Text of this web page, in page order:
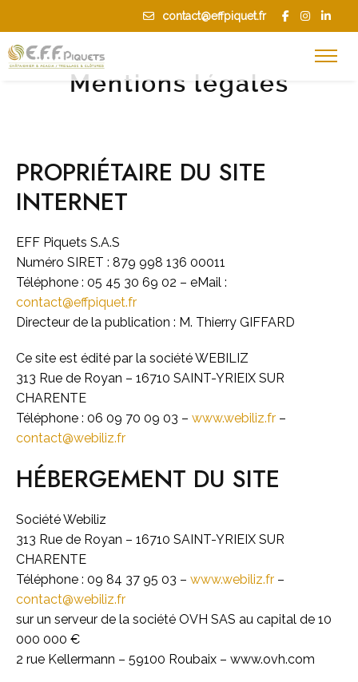
contact@effpiquet.fr
+33.(0)5.45.30.69.02
Mentions légales
PROPRIÉTAIRE DU SITE
INTERNET
EFF Piquets S.A.S
Numéro SIRET : 879 998 136 00011
Téléphone : 05 45 30 69 02 – eMail :
contact@effpiquet.fr
Directeur de la publication : M. Thierry GIFFARD
Ce site est édité par la société WEBILIZ
313 Rue de Royan – 16710 SAINT-YRIEIX SUR
CHARENTE
Téléphone : 06 09 70 09 03 – www.webiliz.fr –
contact@webiliz.fr
HÉBERGEMENT DU SITE
Société Webiliz
313 Rue de Royan – 16710 SAINT-YRIEIX SUR
CHARENTE
Téléphone : 09 84 37 95 03 – www.webiliz.fr –
contact@webiliz.fr
sur un serveur de la société OVH SAS au capital de 10
000 000 €
2 rue Kellermann – 59100 Roubaix – www.ovh.com